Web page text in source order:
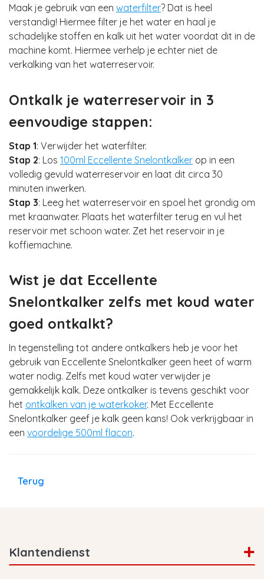
Maak je gebruik van een waterfilter? Dat is heel
verstandig! Hiermee filter je het water en haal je
schadelijke stoffen en kalk uit het water voordat dit in de
machine komt. Hiermee verhelp je echter niet de
verkalking van het waterreservoir.
Ontkalk je waterreservoir in 3
eenvoudige stappen:
Stap 1: Verwijder het waterfilter.
Stap 2: Los 100ml Eccellente Snelontkalker op in een
volledig gevuld waterreservoir en laat dit circa 30
minuten inwerken.
Stap 3: Leeg het waterreservoir en spoel het grondig om
met kraanwater. Plaats het waterfilter terug en vul het
reservoir met schoon water. Zet het reservoir in je
koffiemachine.
Wist je dat Eccellente
Snelontkalker zelfs met koud water
goed ontkalkt?
In tegenstelling tot andere ontkalkers heb je voor het
gebruik van Eccellente Snelontkalker geen heet of warm
water nodig. Zelfs met koud water verwijder je
gemakkelijk kalk. Deze ontkalker is tevens geschikt voor
het ontkalken van je waterkoker. Met Eccellente
Snelontkalker geef je kalk geen kans! Ook verkrijgbaar in
een voordelige 500ml flacon.
Terug
Klantendienst